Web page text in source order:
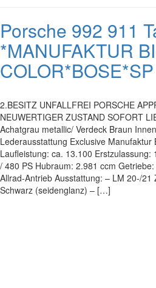
Porsche 992 911
*MANUFAKTUR
COLOR*BOSE*SP
2.BESITZ UNFALLFREI PORSCHE
NEUWERTIGER ZUSTAND SOFORT
Achatgrau metallic/ Verdeck Braun
Lederausstattung Exclusive
Laufleistung: ca. 13.100
/ 480 PS Hubraum: 2.981 ccm
Allrad-Antrieb Ausstattung: – LM 20-/21
Schwarz (seidenglanz) – […]